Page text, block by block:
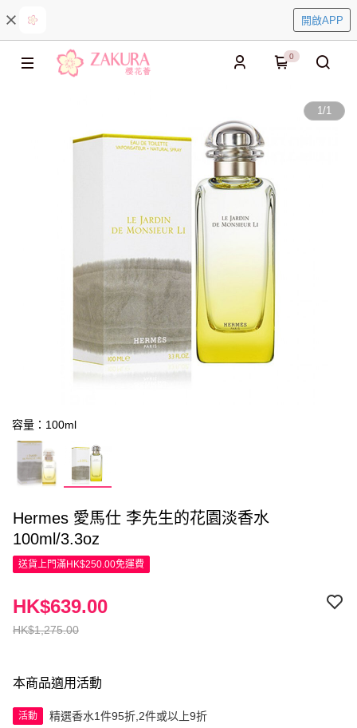
開啟APP
0
1/1
容量：100ml
Hermes 愛馬仕 李先生的花園淡香水
100ml/3.3oz
送貨上門滿HK$250.00免運費
HK$1,275.00
HK$639.00
本商品適用活動
活動 精選香水1件95折,2件或以上9折